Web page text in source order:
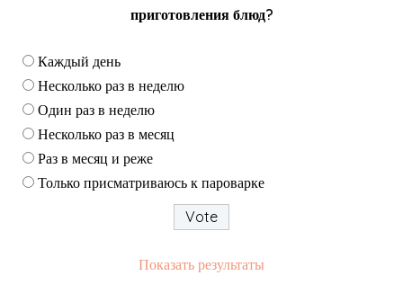
приготовления блюд?
Каждый день
Несколько раз в неделю
Один раз в неделю
Несколько раз в месяц
Раз в месяц и реже
Только присматриваюсь к пароварке
Показать результаты